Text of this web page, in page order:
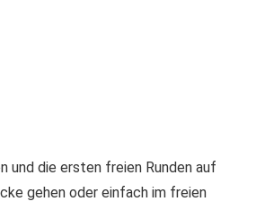
und die ersten freien Runden auf
gehen oder einfach im freien